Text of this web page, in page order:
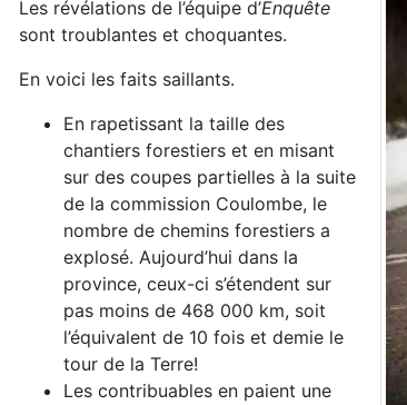
Les révélations de l’équipe d’Enquête
sont troublantes et choquantes.
En voici les faits saillants.
En rapetissant la taille des
chantiers forestiers et en misant
sur des coupes partielles à la suite
de la commission Coulombe, le
nombre de chemins forestiers a
explosé. Aujourd’hui dans la
province, ceux-ci s’étendent sur
pas moins de 468 000 km, soit
l’équivalent de 10 fois et demie le
tour de la Terre!
Les contribuables en paient une